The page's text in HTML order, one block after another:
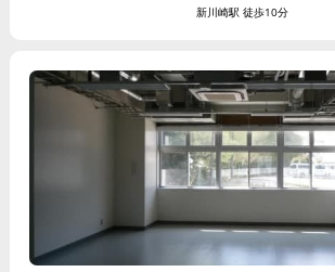
新川崎駅 徒歩10分